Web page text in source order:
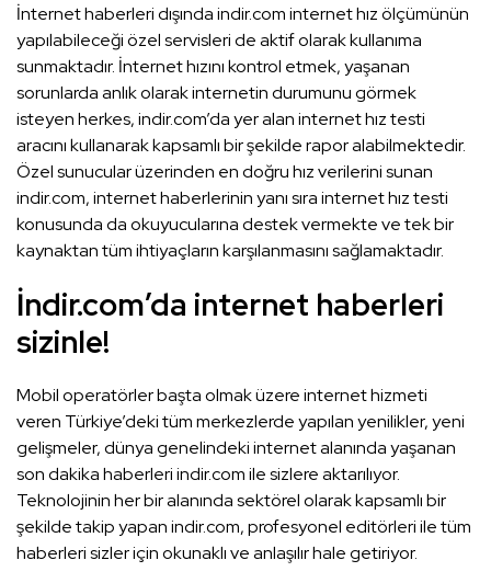
İnternet haberleri dışında indir.com internet hız ölçümünün
yapılabileceği özel servisleri de aktif olarak kullanıma
sunmaktadır. İnternet hızını kontrol etmek, yaşanan
sorunlarda anlık olarak internetin durumunu görmek
isteyen herkes, indir.com’da yer alan internet hız testi
aracını kullanarak kapsamlı bir şekilde rapor alabilmektedir.
Özel sunucular üzerinden en doğru hız verilerini sunan
indir.com, internet haberlerinin yanı sıra internet hız testi
konusunda da okuyucularına destek vermekte ve tek bir
kaynaktan tüm ihtiyaçların karşılanmasını sağlamaktadır.
İndir.com’da internet haberleri
sizinle!
Mobil operatörler başta olmak üzere internet hizmeti
veren Türkiye’deki tüm merkezlerde yapılan yenilikler, yeni
gelişmeler, dünya genelindeki internet alanında yaşanan
son dakika haberleri indir.com ile sizlere aktarılıyor.
Teknolojinin her bir alanında sektörel olarak kapsamlı bir
şekilde takip yapan indir.com, profesyonel editörleri ile tüm
haberleri sizler için okunaklı ve anlaşılır hale getiriyor.